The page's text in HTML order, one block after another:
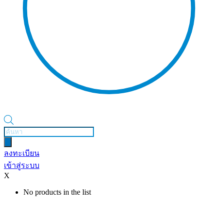
Products
search
ลงทะเบียน
เข้าสู่ระบบ
X
No products in the list